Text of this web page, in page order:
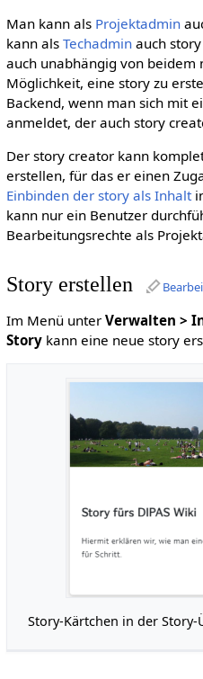
Man kann als Projektadmin
kann als Techadminauch
auch unabhängig von beidem
Möglichkeit, eine story zu
Backend, wenn man sich mit
anmeldet, der auch story
Der story creator kann
erstellen, für das er einen
Einbinden der story als Inhalt
kann nur ein Benutzer
Bearbeitungsrechte als
Story erstellen
Im Menü unter Verwalten >
Storykann eine neue story
Story-Kärtchen in der Story-